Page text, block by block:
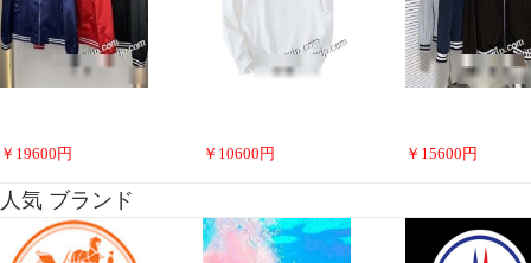
￥ 19600 円 ￥ 10600 円 ￥ 15600 円
人気 ブランド